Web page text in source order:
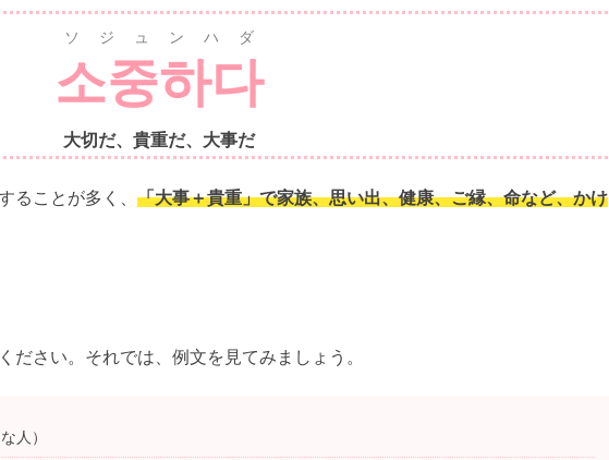
소중하다
ソジュンハダ
大切だ、貴重だ、大事だ
ることが多く、 「大事＋貴重」で家族、思い出、健康、ご縁、命など、かけ
ださい。それでは、例文を見てみましょう。
人）